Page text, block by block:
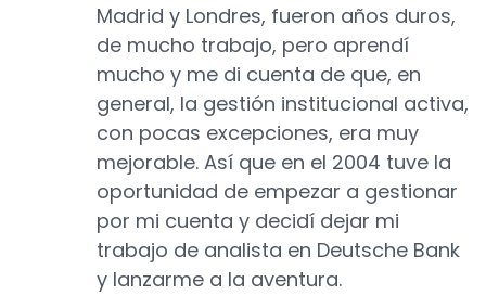
Madrid y Londres, fueron años duros,
de mucho trabajo, pero aprendí
mucho y me di cuenta de que, en
general, la gestión institucional activa,
con pocas excepciones, era muy
mejorable. Así que en el 2004 tuve la
oportunidad de empezar a gestionar
por mi cuenta y decidí dejar mi
trabajo de analista en Deutsche Bank
y lanzarme a la aventura.